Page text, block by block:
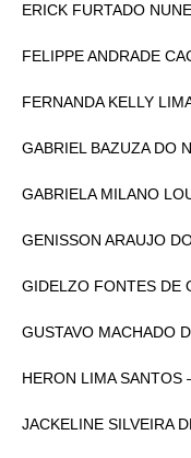
ERICK FURTADO
FELIPPE ANDRADE
FERNANDA KELLY
GABRIEL BAZUZA DO
GABRIELA MILANO
GENISSON ARAUJO
GIDELZO FONTES DE
GUSTAVO MACHADO
HERON LIMA SANTOS
JACKELINE SILVEIRA